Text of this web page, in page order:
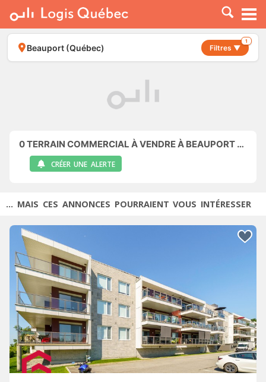
À LOUER
À VENDRE
PLACER UNE ANNONCE
Beauport (Québec) Filtres ▼
1
0TERRAIN COMMERCIAL À VENDRE À BEAUPORT (QUÉBEC)
CRÉER UNE ALERTE
... MAIS CES ANNONCES POURRAIENT VOUS INTÉRESSER